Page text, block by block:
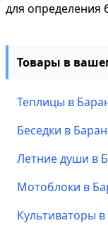
для определения
Товары в
Теплицы в
Беседки в
Летние души в
Мотоблоки в
Культиваторы